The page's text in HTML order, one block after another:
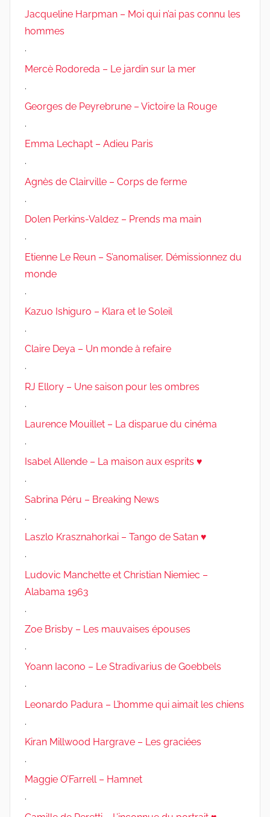
Jacqueline Harpman – Moi qui n’ai pas connu les
hommes
.
Mercè Rodoreda – Le jardin sur la mer
.
Georges de Peyrebrune – Victoire la Rouge
.
Emma Lechapt – Adieu Paris
.
Agnès de Clairville – Corps de ferme
.
Dolen Perkins-Valdez – Prends ma main
.
Etienne Le Reun – S’anomaliser, Démissionnez du
monde
.
Kazuo Ishiguro – Klara et le Soleil
.
Claire Deya – Un monde à refaire
.
RJ Ellory – Une saison pour les ombres
.
Laurence Mouillet – La disparue du cinéma
.
Isabel Allende – La maison aux esprits ♥
.
Sabrina Péru – Breaking News
.
Laszlo Krasznahorkai – Tango de Satan ♥
.
Ludovic Manchette et Christian Niemiec –
Alabama 1963
.
Zoe Brisby – Les mauvaises épouses
.
Yoann Iacono – Le Stradivarius de Goebbels
.
Leonardo Padura – L’homme qui aimait les chiens
.
Kiran Millwood Hargrave – Les graciées
.
Maggie O’Farrell – Hamnet
.